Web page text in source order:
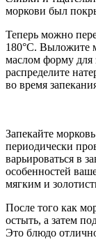
моркови был
Теперь можно
180°C. Выложите
маслом форму для
распределите
во время
Запекайте
периодически
варьироваться в
особенностей
мягким и
После того как
остыть, а затем
Это блюдо